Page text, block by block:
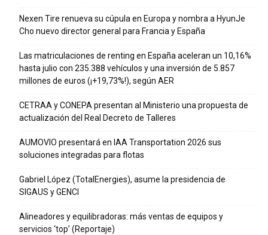
Nexen Tire renueva su cúpula en Europa y nombra a HyunJe
Cho nuevo director general para Francia y España
Las matriculaciones de renting en España aceleran un 10,16%
hasta julio con 235.388 vehículos y una inversión de 5.857
millones de euros (¡+19,73%!), según AER
CETRAA y CONEPA presentan al Ministerio una propuesta de
actualización del Real Decreto de Talleres
AUMOVIO presentará en IAA Transportation 2026 sus
soluciones integradas para flotas
Gabriel López (TotalEnergies), asume la presidencia de
SIGAUS y GENCI
Alineadores y equilibradoras: más ventas de equipos y
servicios ‘top’ (Reportaje)